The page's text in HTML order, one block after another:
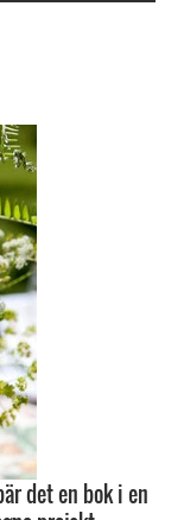
det en bok i en